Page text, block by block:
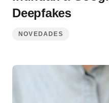
Deepfakes
NOVEDADES